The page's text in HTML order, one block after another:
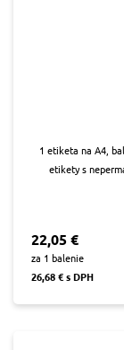
1 etiketa na A4,
etikety s
22,05 €
za 1 balenie
26,68 € s DPH